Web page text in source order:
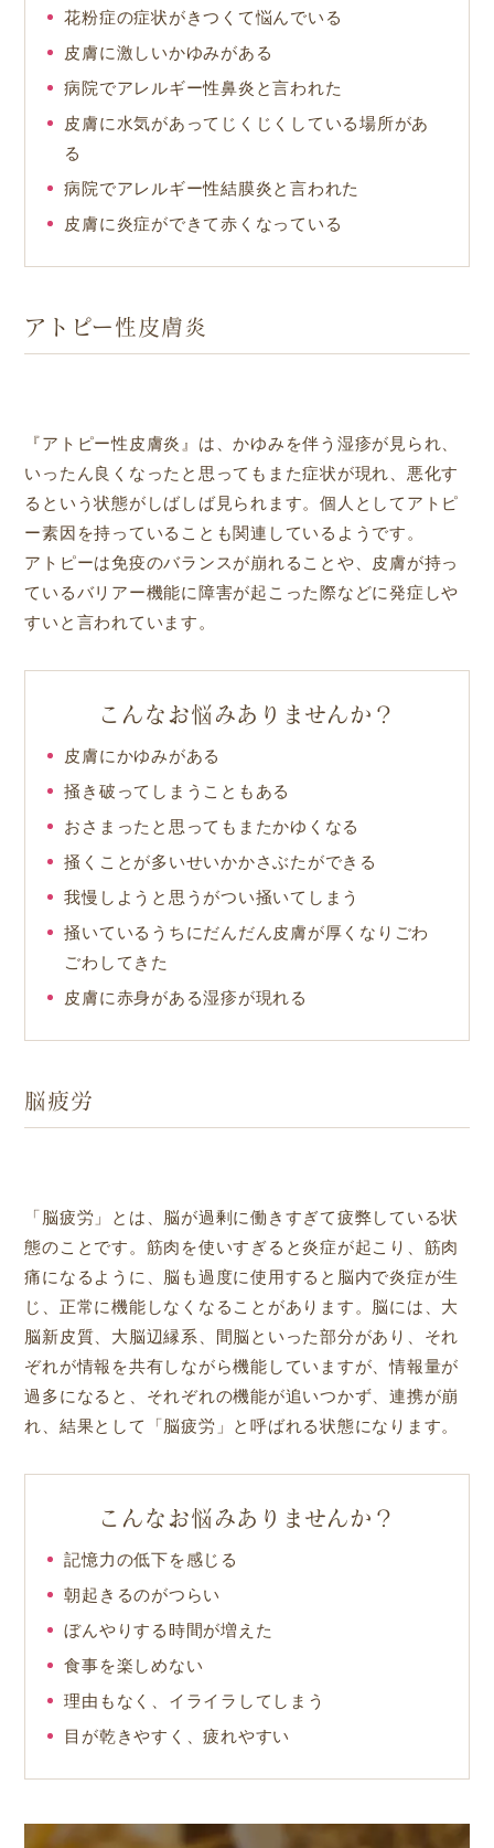
花粉症の症状がきつくて悩んでいる
皮膚に激しいかゆみがある
病院でアレルギー性鼻炎と言われた
皮膚に水気があってじくじくしている場所があ
る
病院でアレルギー性結膜炎と言われた
皮膚に炎症ができて赤くなっている
アトピー性皮膚炎
『アトピー性皮膚炎』は、かゆみを伴う湿疹が見られ、
いったん良くなったと思ってもまた症状が現れ、悪化す
るという状態がしばしば見られます。個人としてアトピ
ー素因を持っていることも関連しているようです。
アトピーは免疫のバランスが崩れることや、皮膚が持っ
ているバリアー機能に障害が起こった際などに発症しや
すいと言われています。
こんなお悩みありませんか？
皮膚にかゆみがある
掻き破ってしまうこともある
おさまったと思ってもまたかゆくなる
掻くことが多いせいかかさぶたができる
我慢しようと思うがつい掻いてしまう
掻いているうちにだんだん皮膚が厚くなりごわ
ごわしてきた
皮膚に赤身がある湿疹が現れる
脳疲労
「脳疲労」とは、脳が過剰に働きすぎて疲弊している状
態のことです。筋肉を使いすぎると炎症が起こり、筋肉
痛になるように、脳も過度に使用すると脳内で炎症が生
じ、正常に機能しなくなることがあります。脳には、大
脳新皮質、大脳辺縁系、間脳といった部分があり、それ
ぞれが情報を共有しながら機能していますが、情報量が
過多になると、それぞれの機能が追いつかず、連携が崩
れ、結果として「脳疲労」と呼ばれる状態になります。
こんなお悩みありませんか？
記憶力の低下を感じる
朝起きるのがつらい
ぼんやりする時間が増えた
食事を楽しめない
理由もなく、イライラしてしまう
目が乾きやすく、疲れやすい